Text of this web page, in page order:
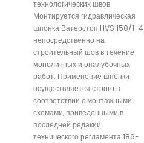
технологических швов.
Монтируется гидравлическая
шпонка Ватерстоп HVS 150/1-4
непосредственно на
строительный шов в течение
монолитных и опалубочных
работ. Применение шпонки
осуществляется строго в
соответствии с монтажными
схемами, приведенными в
последней редакии
технического регламента 186-